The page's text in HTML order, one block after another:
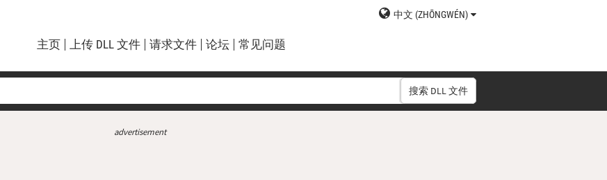
中文 (ZHŌNGWÉN)
主页 上传 DLL 文件 请求文件 论坛 常见问题
搜索 DLL 文件
advertisement